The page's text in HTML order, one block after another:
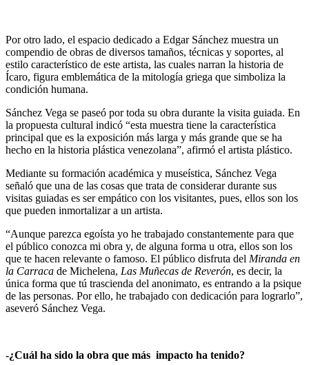
Por otro lado, el espacio dedicado a Edgar Sánchez muestra un
compendio de obras de diversos tamaños, técnicas y soportes, al
estilo característico de este artista, las cuales narran la historia de
Ícaro, figura emblemática de la mitología griega que simboliza la
condición humana.
Sánchez Vega se paseó por toda su obra durante la visita guiada. En
la propuesta cultural indicó “esta muestra tiene la característica
principal que es la exposición más larga y más grande que se ha
hecho en la historia plástica venezolana”, afirmó el artista plástico.
Mediante su formación académica y museística, Sánchez Vega
señaló que una de las cosas que trata de considerar durante sus
visitas guiadas es ser empático con los visitantes, pues, ellos son los
que pueden inmortalizar a un artista.
“Aunque parezca egoísta yo he trabajado constantemente para que
el público conozca mi obra y, de alguna forma u otra, ellos son los
que te hacen relevante o famoso. El público disfruta del Miranda en
la Carraca de Michelena, Las Muñecas de Reverón, es decir, la
única forma que tú trascienda del anonimato, es entrando a la psique
de las personas. Por ello, he trabajado con dedicación para lograrlo”,
aseveró Sánchez Vega.
-¿Cuál ha sido la obra que más impacto ha tenido?